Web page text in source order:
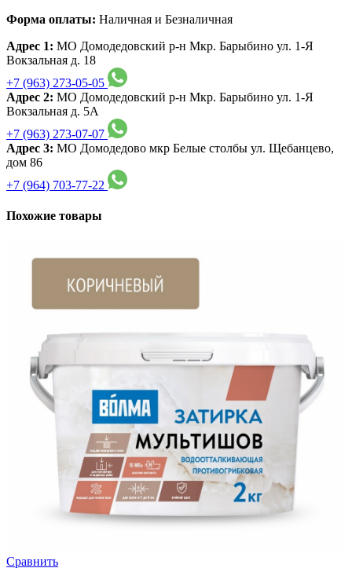
Форма оплаты: Наличная и Безналичная
Адрес 1: МО Домодедовский р-н Мкр. Барыбино ул. 1-Я
Вокзальная д. 18
+7 (963) 273-05-05
Адрес 2: МО Домодедовский р-н Мкр. Барыбино ул. 1-Я
Вокзальная д. 5А
+7 (963) 273-07-07
Адрес 3: МО Домодедово мкр Белые столбы ул. Щебанцево,
дом 86
+7 (964) 703-77-22
Похожие товары
Сравнить